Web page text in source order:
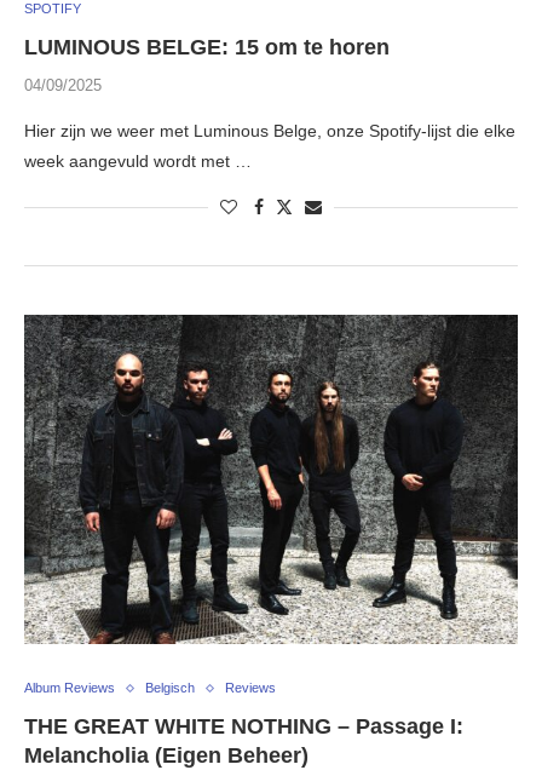
SPOTIFY
LUMINOUS BELGE: 15 om te horen
04/09/2025
Hier zijn we weer met Luminous Belge, onze Spotify-lijst die elke
week aangevuld wordt met …
Album Reviews Belgisch Reviews
THE GREAT WHITE NOTHING – Passage I:
Melancholia (Eigen Beheer)